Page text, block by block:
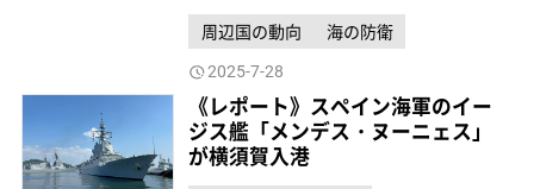
周辺国の動向 海の防衛
2025-7-28
《レポート》スペイン海軍のイー
ジス艦「メンデス・ヌーニェス」
が横須賀入港